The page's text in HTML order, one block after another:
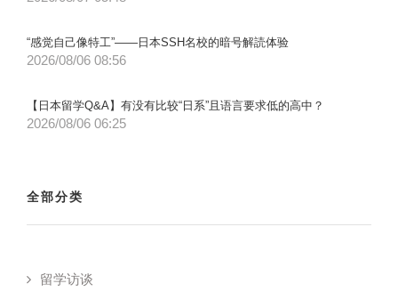
“感觉自己像特工”——日本SSH名校的暗号解読体验
2026/08/06 08:56
【日本留学Q&A】有没有比较“日系”且语言要求低的高中？
2026/08/06 06:25
全部分类
留学访谈